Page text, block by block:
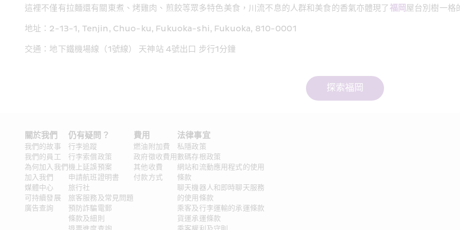
這裡不僅有拉麵還有關東煮、烤雞肉、煎餃等眾多特色美食，川流不息的人群和美食的香氣亦體現了福岡 屋台別樹一格
地址：2-13-1, Tenjin, Chuo-ku, Fukuoka-shi, Fukuoka, 810-0001
交通：地下鐵機場線（1號線） 天神站 4號出口 步行1分鐘
探索福岡
關於我們
我們的故事
我們的員工
為何加入我們
加入我們
媒體中心
可持續發展
廣告查詢
仍有疑問？
行李追蹤
行李索償政策
機上延誤預案
申請航班證明書
旅行社
旅客服務及常見問題
預防詐騙電郵
條款及細則
費用
燃油附加費
政府徵收費用
其他收費
付款方式
法律事宜
私隱政策
數碼存根政策
網站和流動應用程式的使用
條款
聊天機器人和即時聊天服務
的使用條款
乘客及行李運輸的承運條款
貨運承運條款